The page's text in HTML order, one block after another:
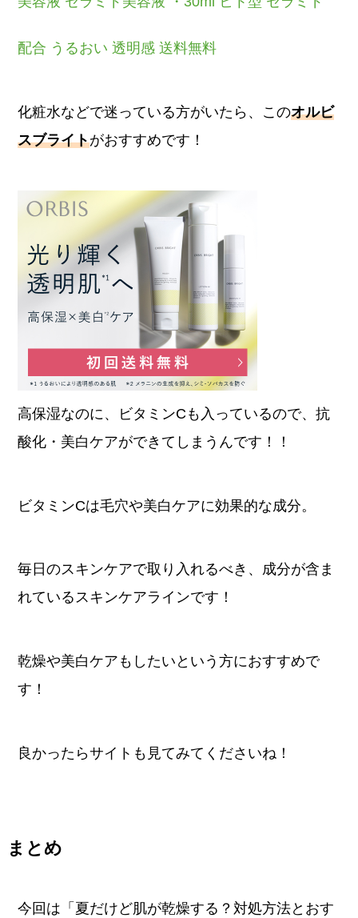
配合 うるおい 透明感 送料無料
化粧水などで迷っている方がいたら、このオルビ
スブライトがおすすめです！
高保湿なのに、ビタミンCも入っているので、抗
酸化・美白ケアができてしまうんです！！
ビタミンCは毛穴や美白ケアに効果的な成分。
毎日のスキンケアで取り入れるべき、成分が含ま
れているスキンケアラインです！
乾燥や美白ケアもしたいという方におすすめで
す！
良かったらサイトも見てみてくださいね！
まとめ
今回は「夏だけど肌が乾燥する？対処方法とおす